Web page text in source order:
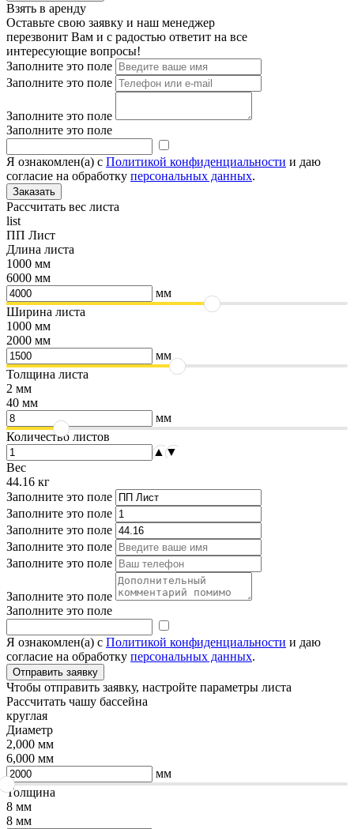
Взять в аренду
Оставьте свою заявку и наш менеджер
перезвонит Вам и с радостью ответит на все
интересующие вопросы!
Заполните это поле
Заполните это поле
Заполните это поле
Заполните это поле
Я ознакомлен(а) с Политикой конфиденциальности и даю
согласие на обработку персональных данных.
Рассчитать вес листа
list
ПП Лист
Длина листа
1000 мм
6000 мм
мм
Ширина листа
1000 мм
2000 мм
мм
Толщина листа
2 мм
40 мм
мм
Количество листов
▲ ▼
Вес
44.16 кг
Заполните это поле
Заполните это поле
Заполните это поле
Заполните это поле
Заполните это поле
Заполните это поле
Заполните это поле
Я ознакомлен(а) с Политикой конфиденциальности и даю
согласие на обработку персональных данных.
Чтобы отправить заявку, настройте параметры листа
Рассчитать чашу бассейна
круглая
Диаметр
2,000 мм
6,000 мм
мм
Толщина
8 мм
8 мм